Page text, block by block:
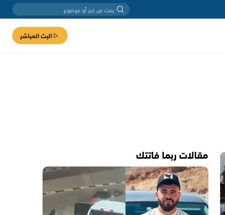
البث المباشر
مقالات ربما فاتتك